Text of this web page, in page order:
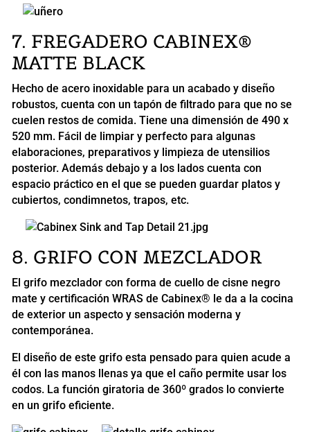
7. FREGADERO CABINEX®
MATTE BLACK
Hecho de acero inoxidable para un acabado y diseño
robustos, cuenta con un tapón de filtrado para que no se
cuelen restos de comida. Tiene una dimensión de 490 x
520 mm. Fácil de limpiar y perfecto para algunas
elaboraciones, preparativos y limpieza de utensilios
posterior. Además debajo y a los lados cuenta con
espacio práctico en el que se pueden guardar platos y
cubiertos, condimnetos, trapos, etc.
8. GRIFO CON MEZCLADOR
El grifo mezclador con forma de cuello de cisne negro
mate y certificación WRAS de Cabinex® le da a la cocina
de exterior un aspecto y sensación moderna y
contemporánea.
El diseño de este grifo esta pensado para quien acude a
él con las manos llenas ya que el caño permite usar los
codos. La función giratoria de 360º grados lo convierte
en un grifo eficiente.